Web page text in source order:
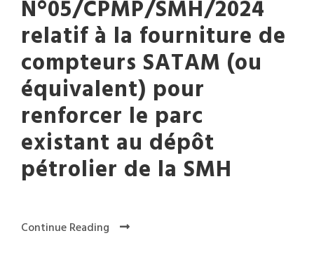
N°05/CPMP/SMH/2024
relatif à la fourniture de
compteurs SATAM (ou
équivalent) pour
renforcer le parc
existant au dépôt
pétrolier de la SMH
Continue Reading